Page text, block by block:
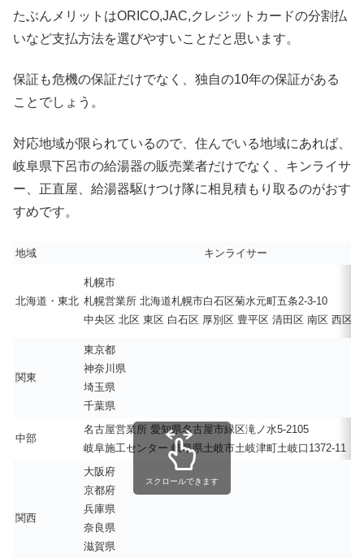
たぶんメリットはORICO,JAC,クレジットカードの分割払
いなど支払方法を選びやすいことだと思います。
保証も危機の保証だけでなく、独自の10年の保証がある
ことでしょう。
対応地域が限られているので、住んでいる地域にあれば、
岐阜県下呂市の給湯器の販売業者だけでなく、キンライサ
ー、正直屋、給湯器駆けつけ隊に相見積もり取るのがおす
すめです。
地域 キンライサー
北海道・東北
札幌市
札幌営業所 北海道札幌市白石区菊水元町五条2-3-10
中央区 北区 東区 白石区 厚別区 豊平区 清田区 南区 西区
関東
東京都
神奈川県
埼玉県
千葉県
中部
名古屋営業所 愛知県名古屋市緑区滝ノ水5-2105
岐阜施工センター 岐阜県土岐市土岐津町土岐口1372-11
関西
大阪府
京都府
兵庫県
奈良県
滋賀県
スクロールできます